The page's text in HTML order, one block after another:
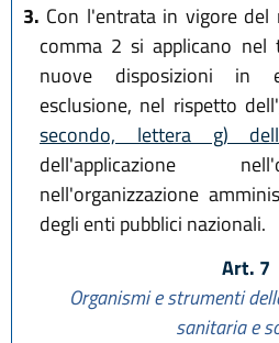
3. Con l'entrata in vigore
comma 2 si applicano nel
nuove disposizioni in
esclusione, nel rispetto dell'
secondo, lettera g)
dell'applicazione
nell'organizzazione
degli enti pubblici nazionali.
Art. 7
Organismi e strumenti
sanitaria e